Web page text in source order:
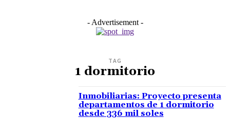
- Advertisement -
TAG
1 dormitorio
Inmobiliarias: Proyecto presenta
departamentos de 1 dormitorio
desde 336 mil soles